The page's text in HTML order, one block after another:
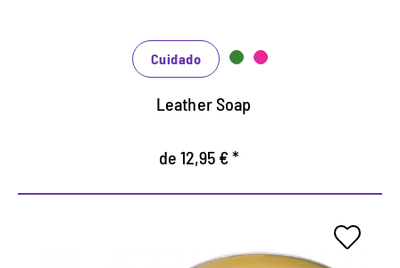
Cuidado
Leather Soap
de 12,95 € *